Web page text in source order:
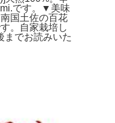
です。▼美味
国土佐の百花
。自家栽培し
までお読みいた